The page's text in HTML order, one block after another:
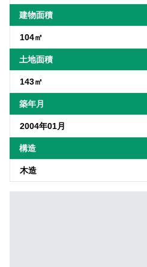
建物面積
104㎡
土地面積
143㎡
築年月
2004年01月
構造
木造